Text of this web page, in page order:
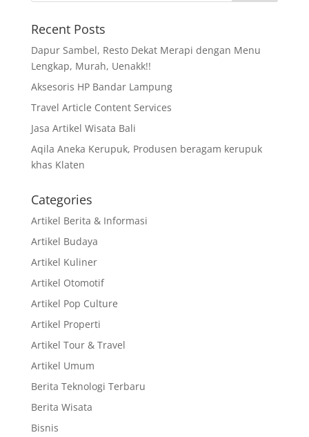
Recent Posts
Dapur Sambel, Resto Dekat Merapi dengan Menu
Lengkap, Murah, Uenakk!!
Aksesoris HP Bandar Lampung
Travel Article Content Services
Jasa Artikel Wisata Bali
Aqila Aneka Kerupuk, Produsen beragam kerupuk
khas Klaten
Categories
Artikel Berita & Informasi
Artikel Budaya
Artikel Kuliner
Artikel Otomotif
Artikel Pop Culture
Artikel Properti
Artikel Tour & Travel
Artikel Umum
Berita Teknologi Terbaru
Berita Wisata
Bisnis